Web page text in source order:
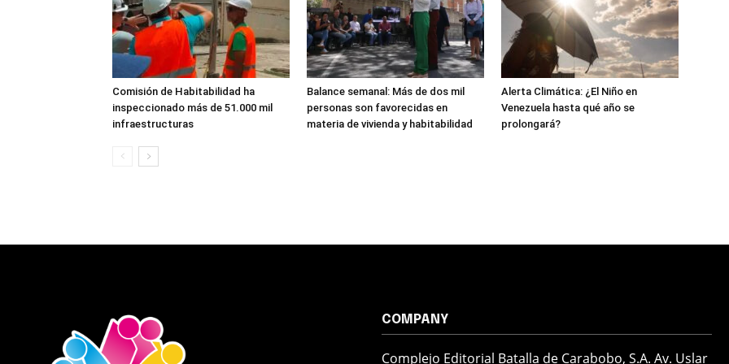
Comisión de Habitabilidad ha
inspeccionado más de 51.000 mil
infraestructuras
Balance semanal: Más de dos mil
personas son favorecidas en
materia de vivienda y habitabilidad
Alerta Climática: ¿El Niño en
Venezuela hasta qué año se
prolongará?
COMPANY
Complejo Editorial Batalla de Carabobo, S.A. Av. Uslar